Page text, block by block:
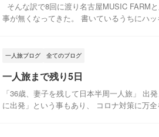
そんな訳で8回に渡り名古屋MUSIC FARM
事が無くなってきた。 書いているうちにハ
一人旅ブログ 全てのブログ
一人旅まで残り5日
「36歳、妻子を残して日本半周一人旅」 出
に出発」という事もあり、 コロナ対策に万